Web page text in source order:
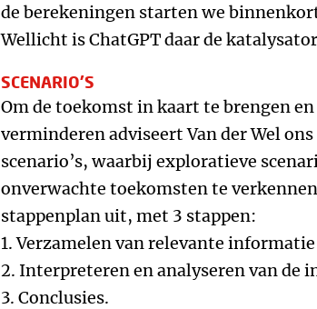
de berekeningen starten we
Wellicht is ChatGPT daar de
SCENARIO'S
Om de toekomst in kaart te brengen
verminderen adviseert Van der Wel
scenario’s, waarbij exploratieve
onverwachte toekomsten te
stappenplan uit, met 3 stappen:
1. Verzamelen van relevante informatie
2. Interpreteren en analyseren van de
3. Conclusies.